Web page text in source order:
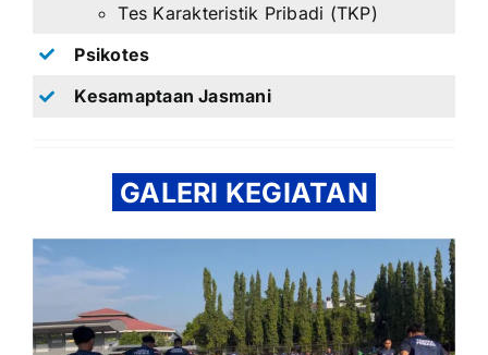
Tes Karakteristik Pribadi (TKP)
Psikotes
Kesamaptaan Jasmani
GALERI KEGIATAN